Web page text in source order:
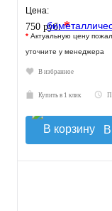
Цена:
750 руб.*
* Актуальную цену
уточните у менеджера
В избранное
Купить в 1 клик